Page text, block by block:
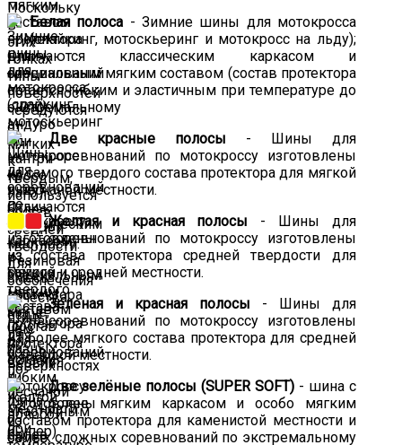
Белая полоса - Зимние шины для мотокросса
(спайкинг, мотоскьеринг и мотокросс на льду);
Отличаются классическим каркасом и
специальным мягким составом (состав протектора
остается гибким и эластичным при температуре до
-10°C).
Две красные полосы - Шины для
соревнований по мотокроссу изготовлены
из самого твердого состава протектора для мягкой
и песчаной местности.
Желтая и красная полосы - Шины для
соревнований по мотокроссу изготовлены
из состава протектора средней твердости для
мягкой и средней местности.
Зеленая и красная полосы - Шины для
соревнований по мотокроссу изготовлены
из более мягкого состава протектора для средней
и твердой местности.
Две зелёные полосы (SUPER SOFT)- шина с
более мягким каркасом и особо мягким
составом протектора для каменистой местности и
самых сложных соревнований по экстремальному